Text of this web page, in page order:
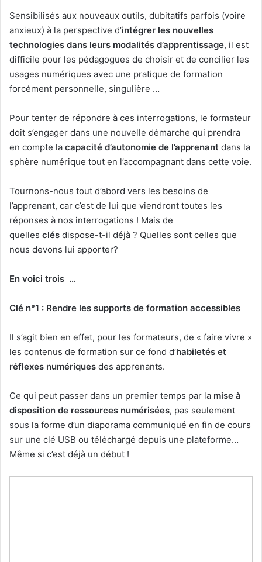
Sensibilisés aux nouveaux outils, dubitatifs parfois (voire
anxieux) à la perspective d’intégrer les nouvelles
technologies dans leurs modalités d’apprentissage, il est
difficile pour les pédagogues de choisir et de concilier les
usages numériques avec une pratique de formation
forcément personnelle, singulière …
Pour tenter de répondre à ces interrogations, le formateur
doit s’engager dans une nouvelle démarche qui prendra
en compte la capacité d’autonomie de l’apprenant dans la
sphère numérique tout en l’accompagnant dans cette voie.
Tournons-nous tout d’abord vers les besoins de
l’apprenant, car c’est de lui que viendront toutes les
réponses à nos interrogations ! Mais de
quelles clés dispose-t-il déjà ? Quelles sont celles que
nous devons lui apporter?
En voici trois …
Clé n°1 : Rendre les supports de formation accessibles
Il s’agit bien en effet, pour les formateurs, de « faire vivre »
les contenus de formation sur ce fond d’habiletés et
réflexes numériques des apprenants.
Ce qui peut passer dans un premier temps par la mise à
disposition de ressources numérisées, pas seulement
sous la forme d’un diaporama communiqué en fin de cours
sur une clé USB ou téléchargé depuis une plateforme…
Même si c’est déjà un début !